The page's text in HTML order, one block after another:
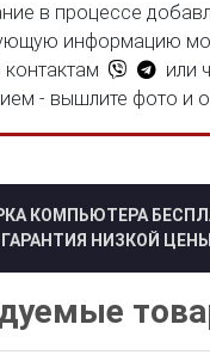
в процессе
информацию
или
- вышлите фото и
КОМПЬЮТЕРА
ГАРАНТИЯ НИЗКОЙ ЦЕНЫ